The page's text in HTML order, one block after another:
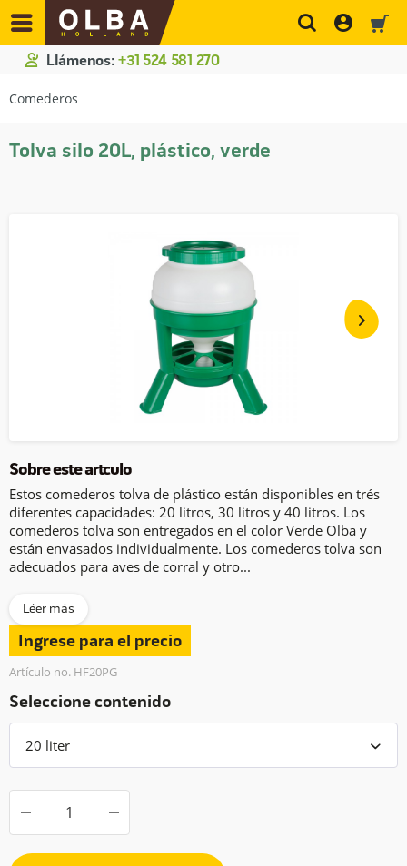
Llámenos: +31 524 581 270
Comederos
Tolva silo 20L, plástico, verde
Sobre este artículo
Estos comederos tolva de plástico están disponibles en trés
diferentes capacidades: 20 litros, 30 litros y 40 litros. Los
comederos tolva son entregados en el color Verde Olba y
están envasados individualmente. Los comederos tolva son
adecuados para aves de corral y otro...
Léer más
Ingrese para el precio
Artículo no. HF20PG
Seleccione contenido